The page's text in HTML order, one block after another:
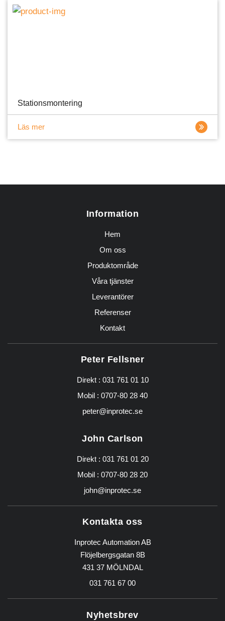
Stationsmontering
Läs mer
Information
Hem
Om oss
Produktområde
Våra tjänster
Leverantörer
Referenser
Kontakt
Peter Fellsner
Direkt : 031 761 01 10
Mobil : 0707-80 28 40
peter@inprotec.se
John Carlson
Direkt : 031 761 01 20
Mobil : 0707-80 28 20
john@inprotec.se
Kontakta oss
Inprotec Automation AB
Flöjelbergsgatan 8B
431 37 MÖLNDAL
031 761 67 00
Nyhetsbrev